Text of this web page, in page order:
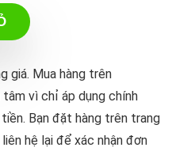
giá. Mua hàng trên
vì chỉ áp dụng chính
Bạn đặt hàng trên trang
hệ lại để xác nhận đơn